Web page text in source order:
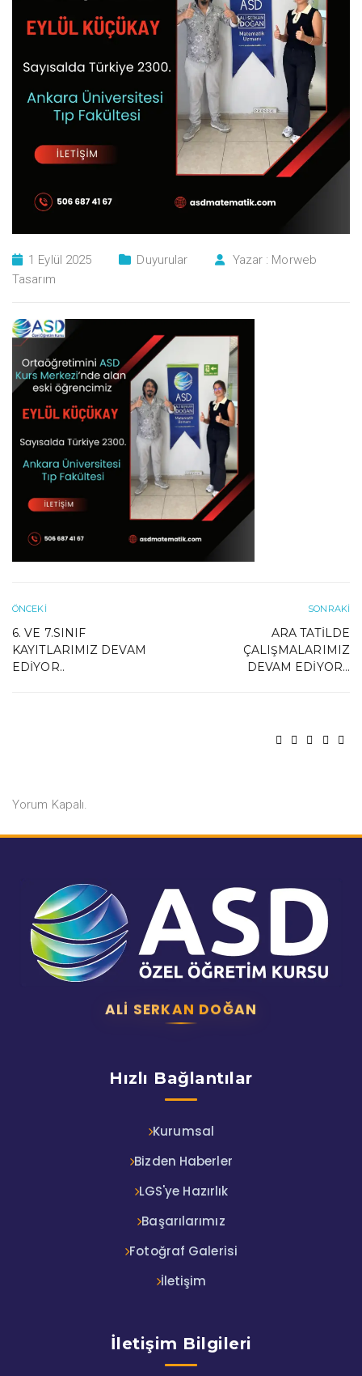
1 Eylül 2025 Duyurular Yazar : Morweb
Tasarım
ÖNCEKI
6. VE 7.SINIF
KAYITLARIMIZ DEVAM
EDIYOR..
SONRAKI
ARA TATILDE
ÇALIŞMALARIMIZ
DEVAM EDIYOR…
Yorum Kapalı.
ALI SERKAN DOĞAN
Hızlı Bağlantılar
Kurumsal
Bizden Haberler
LGS'ye Hazırlık
Başarılarımız
Fotoğraf Galerisi
İletişim
İletişim Bilgileri